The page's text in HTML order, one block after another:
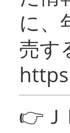
に、
売す
👉Ｊ